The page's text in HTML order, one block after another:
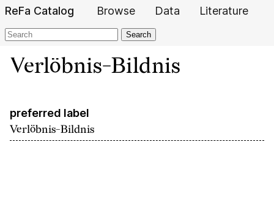
ReFa Catalog Browse Data Literature
Search
Verlöbnis-Bildnis
preferred label
Verlöbnis-Bildnis